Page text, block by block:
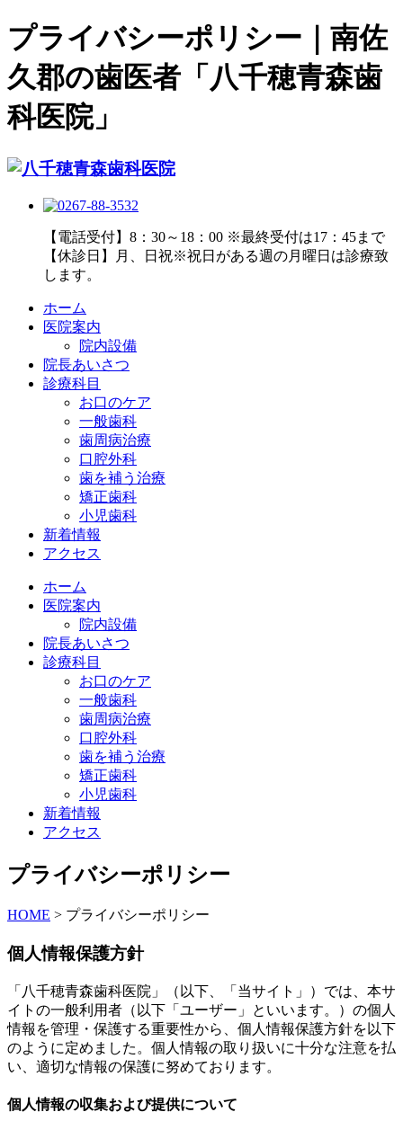
プライバシーポリシー｜南佐
久郡の歯医者「八千穂青森歯
科医院」
【電話受付】8：30～18：00 ※最終受付は17：45まで
【休診日】月、日祝※祝日がある週の月曜日は診療致
します。
ホーム
医院案内
院内設備
院長あいさつ
診療科目
お口のケア
一般歯科
歯周病治療
口腔外科
歯を補う治療
矯正歯科
小児歯科
新着情報
アクセス
ホーム
医院案内
院内設備
院長あいさつ
診療科目
お口のケア
一般歯科
歯周病治療
口腔外科
歯を補う治療
矯正歯科
小児歯科
新着情報
アクセス
プライバシーポリシー
HOME > プライバシーポリシー
個人情報保護方針
「八千穂青森歯科医院」（以下、「当サイト」）では、本サ
イトの一般利用者（以下「ユーザー」といいます。）の個人
情報を管理・保護する重要性から、個人情報保護方針を以下
のように定めました。個人情報の取り扱いに十分な注意を払
い、適切な情報の保護に努めております。
個人情報の収集および提供について